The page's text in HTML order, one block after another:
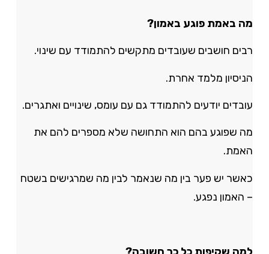
מה באמת פוגע באמון?
רבים חושבים שעובדים מתקשים להתמודד עם שינוי.
הניסיון מלמד אחרת.
עובדים יודעים להתמודד גם עם עומס, שינויים ואתגרים.
מה שפוגע בהם הוא התחושה שלא מספרים להם את
האמת.
כאשר יש פער בין מה שנאמר לבין מה שמרגישים בשטח
– האמון נפגע.
למה שקיפות כל כך חשובה?